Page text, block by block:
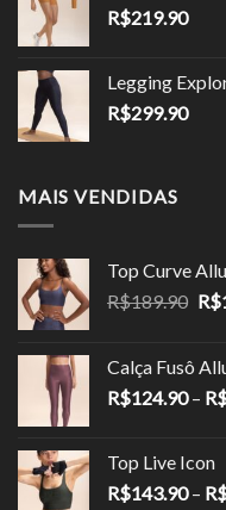
R$219.90
Legging
R$299.90
MAIS VENDIDAS
Top Curve
R$189.90 O
era:
R$
Calça Fusô
R$124.90 –
Top Live Icon
R$143.90 –